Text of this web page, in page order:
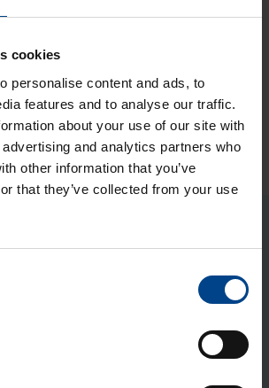
cookies
personalise content and ads, to
features and to analyse our traffic.
about your use of our site with
and analytics partners who
other information that you’ve
that they’ve collected from your use
JA-KOMPONENDID
rikkevoolukaitset?